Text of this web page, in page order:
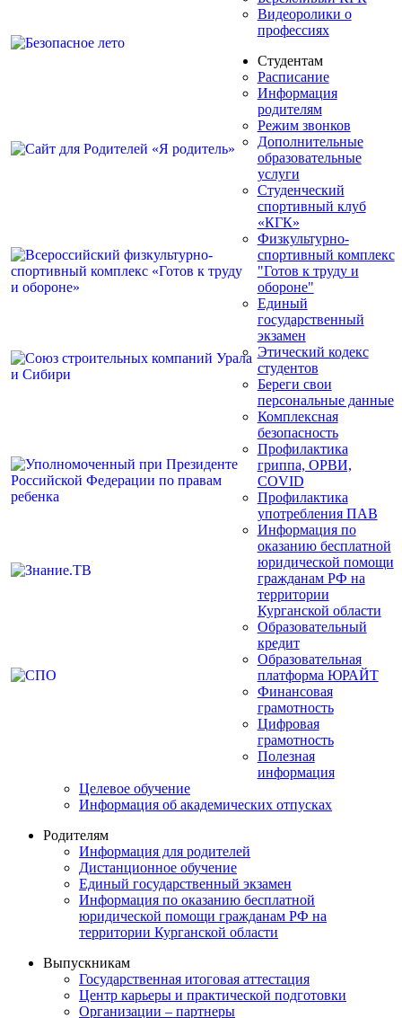
Видеоролики о
профессиях
Студентам
Расписание
Информация
родителям
Режим звонков
Дополнительные
образовательные
услуги
Студенческий
спортивный клуб
«КГК»
Физкультурно-
спортивный комплекс
"Готов к труду и
обороне"
Единый
государственный
экзамен
Этический кодекс
студентов
Береги свои
персональные данные
Комплексная
безопасность
Профилактика
гриппа, ОРВИ,
COVID
Профилактика
употребления ПАВ
Информация по
оказанию бесплатной
юридической помощи
гражданам РФ на
территории
Курганской области
Образовательный
кредит
Образовательная
платформа ЮРАЙТ
Финансовая
грамотность
Цифровая
грамотность
Полезная
информация
Целевое обучение
Информация об академических отпусках
Родителям
Информация для родителей
Дистанционное обучение
Единый государственный экзамен
Информация по оказанию бесплатной
юридической помощи гражданам РФ на
территории Курганской области
Выпускникам
Государственная итоговая аттестация
Центр карьеры и практической подготовки
Организации – партнеры